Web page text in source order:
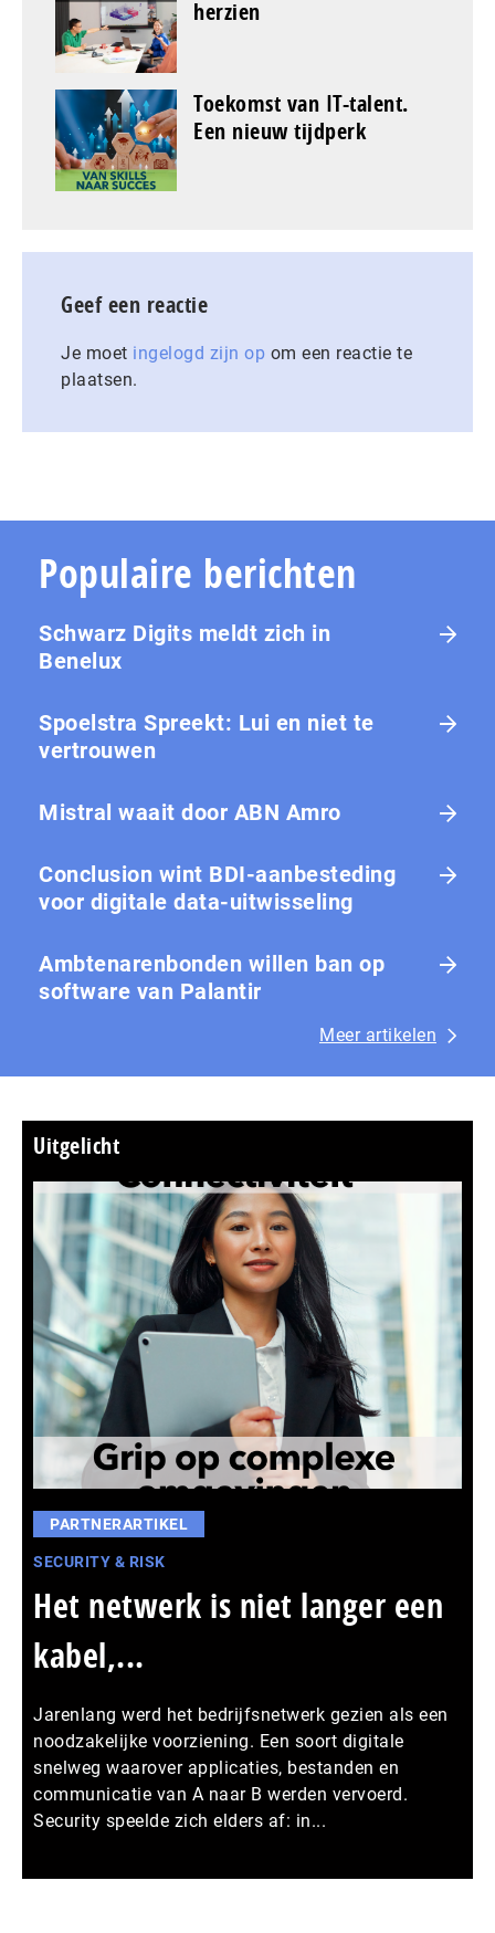
herzien
Toekomst van IT-talent.
Een nieuw tijdperk
Geef een reactie
Je moet ingelogd zijn op om een reactie te
plaatsen.
Populaire berichten
Schwarz Digits meldt zich in
Benelux
Spoelstra Spreekt: Lui en niet te
vertrouwen
Mistral waait door ABN Amro
Conclusion wint BDI-aanbesteding
voor digitale data-uitwisseling
Ambtenarenbonden willen ban op
software van Palantir
Meer artikelen
Uitgelicht
PARTNERARTIKEL
SECURITY & RISK
Het netwerk is niet langer een
kabel,...
Jarenlang werd het bedrijfsnetwerk gezien als een
noodzakelijke voorziening. Een soort digitale
snelweg waarover applicaties, bestanden en
communicatie van A naar B werden vervoerd.
Security speelde zich elders af: in...